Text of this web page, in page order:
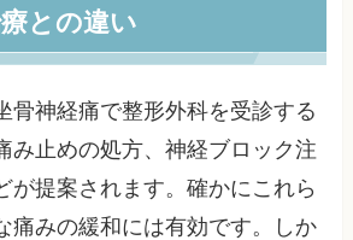
との違い
骨神経痛で整形外科を受診する
み止めの処方、神経ブロック注
が提案されます。確かにこれら
痛みの緩和には有効です。しか